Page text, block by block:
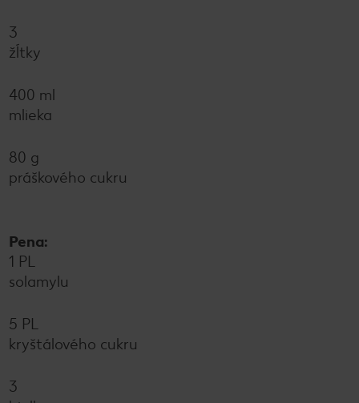
3
žĺtky
400 ml
mlieka
80 g
práškového cukru
Pena:
1 PL
solamylu
5 PL
kryštálového cukru
3